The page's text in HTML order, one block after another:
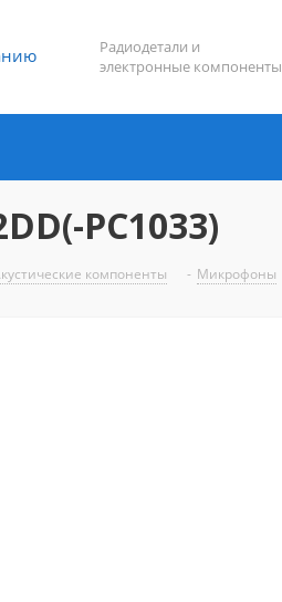
Радиодетали и
электронные компоненты
PC1033)
компоненты - Микрофоны